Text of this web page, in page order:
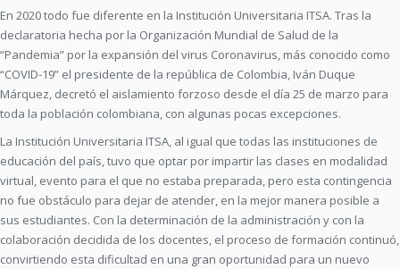
En 2020 todo fue diferente en la Institución Universitaria ITSA. Tras la
declaratoria hecha por la Organización Mundial de Salud de la
“Pandemia” por la expansión del virus Coronavirus, más conocido como
“COVID-19” el presidente de la república de Colombia, Iván Duque
Márquez, decretó el aislamiento forzoso desde el día 25 de marzo para
toda la población colombiana, con algunas pocas excepciones.
La Institución Universitaria ITSA, al igual que todas las instituciones de
educación del país, tuvo que optar por impartir las clases en modalidad
virtual, evento para el que no estaba preparada, pero esta contingencia
no fue obstáculo para dejar de atender, en la mejor manera posible a
sus estudiantes. Con la determinación de la administración y con la
colaboración decidida de los docentes, el proceso de formación continuó,
convirtiendo esta dificultad en una gran oportunidad para un nuevo